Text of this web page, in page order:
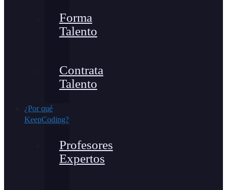
Forma
Talento
Contrata
Talento
¿Por qué
KeepCoding?
Profesores
Expertos